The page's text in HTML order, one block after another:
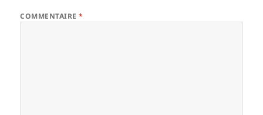
COMMENTAIRE*